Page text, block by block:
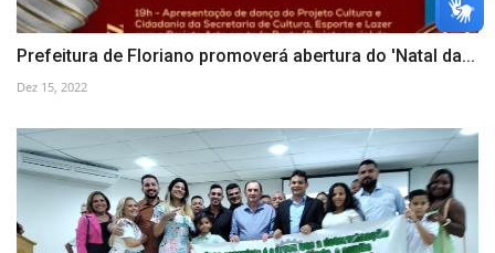
Prefeitura de Floriano promoverá abertura do 'Natal da...
Dez 15, 2022